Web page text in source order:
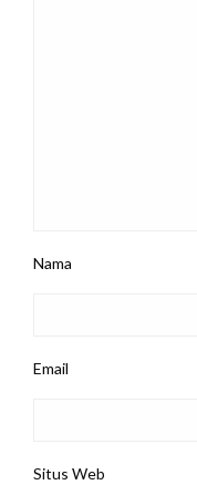
Nama
Email
Situs Web